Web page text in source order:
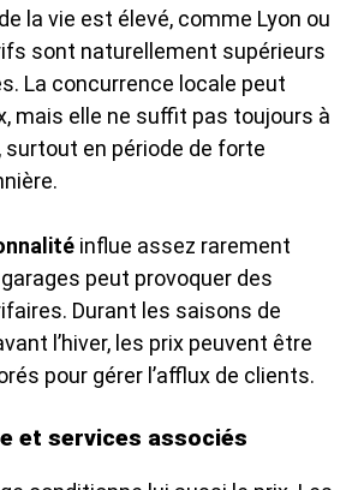
la vie est élevé, comme Lyon ou
sont naturellement supérieurs
La concurrence locale peut
mais elle ne suffit pas toujours à
surtout en période de forte
influe assez rarement
peut provoquer des
Durant les saisons de
l’hiver, les prix peuvent être
pour gérer l’afflux de clients.
et services associés